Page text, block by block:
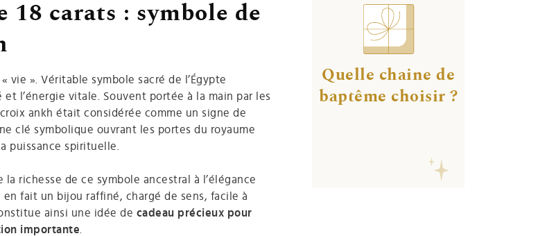
carats : symbole de
vie ». Véritable symbole sacré de l’Égypte
l’énergie vitale. Souvent portée à la main par les
ankh était considérée comme un signe de
clé symbolique ouvrant les portes du royaume
puissance spirituelle.
richesse de ce symbole ancestral à l’élégance
fait un bijou raffiné, chargé de sens, facile à
ainsi une idée de cadeau précieux pour
importante
Quelle chaine de
baptême choisir ?